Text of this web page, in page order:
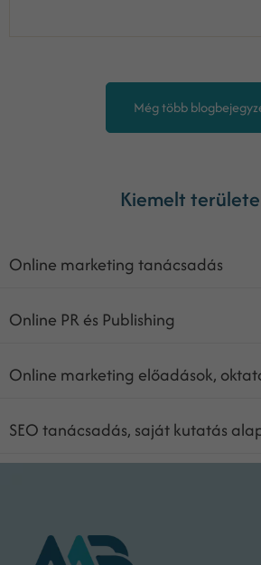
Még több
Kiemelt
Online marketing tanácsadás
Online PR és Publishing
Online marketing előadások,
SEO tanácsadás, saját kutatás